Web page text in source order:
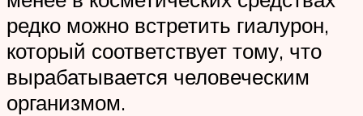
редко можно встретить гиалурон,
который соответствует тому, что
вырабатывается человеческим
организмом.